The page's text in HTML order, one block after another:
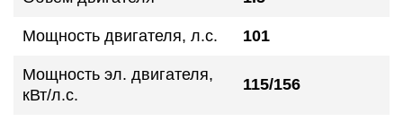
Мощность двигателя, л.с. 101
Мощность эл. двигателя,
кВт/л.с.
115/156